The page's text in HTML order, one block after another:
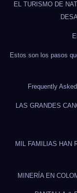
EL TURISMO DE
Estos son los pasos
Frequently
LAS GRANDES
MIL FAMILIAS HAN
MINERÍA EN